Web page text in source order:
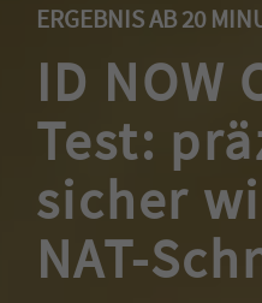
ERGEBNIS AB 20
ID NOW
Test:
sicher
NAT-